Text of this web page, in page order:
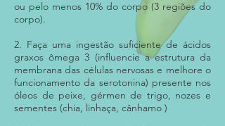
ou pelo menos 10% do corpo (3 regiões do
corpo).
2. Faça uma ingestão suficiente de ácidos
graxos ômega 3 (influencie a estrutura da
membrana das células nervosas e melhore o
funcionamento da serotonina) presente nos
óleos de peixe, gérmen de trigo, nozes e
sementes (chia, linhaça, cânhamo )